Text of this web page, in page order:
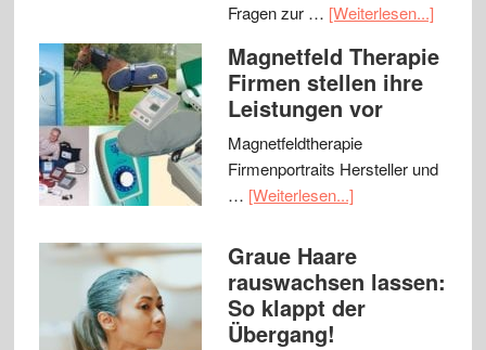
Fragen zur … [Weiterlesen...]
Magnetfeld Therapie
Firmen stellen ihre
Leistungen vor
Magnetfeldtherapie
Firmenportraits Hersteller und
… [Weiterlesen...]
Graue Haare
rauswachsen lassen:
So klappt der
Übergang!